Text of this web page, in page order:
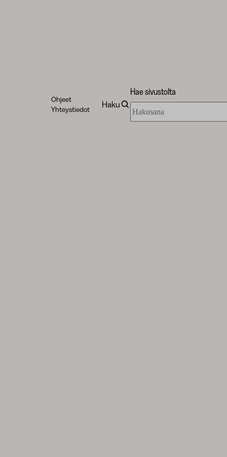
Ohjeet
Yhteystiedot
Haku
Hae sivustolta
sivustolta